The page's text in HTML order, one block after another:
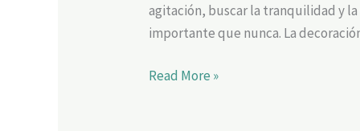
agitación, buscar la tranquilidad y la
importante que nunca. La
Read More »